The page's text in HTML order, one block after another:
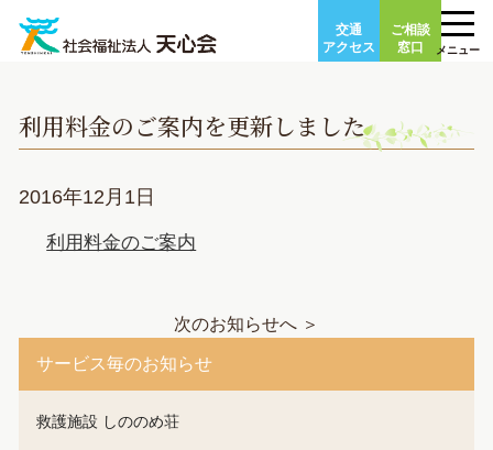
content
交通
アクセス
ご相談
窓口
メニュー
利用料金のご案内を更新しました
2016年12月1日
利用料金のご案内
次のお知らせへ ＞
サービス毎のお知らせ
救護施設 しののめ荘